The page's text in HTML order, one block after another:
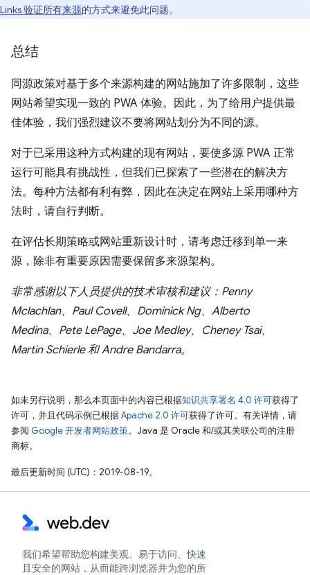
Links 验证所有来源的方式来避免此问题。
总结
同源政策对基于多个来源构建的网站施加了许多限制，这些
网站希望实现一致的 PWA 体验。因此，为了给用户提供最
佳体验，我们强烈建议不要将网站划分为不同的源。
对于已采用这种方式构建的现有网站，要使多源 PWA 正常
运行可能具有挑战性，但我们已探索了一些潜在的解决方
法。每种方法都有利有弊，因此在决定在网站上采用哪种方
法时，请自行判断。
在评估长期策略或网站重新设计时，请考虑迁移到单一来
源，除非有重要原因需要保留多来源架构。
非常感谢以下人员提供的技术审核和建议：Penny
Mclachlan、Paul Covell、Dominick Ng、Alberto
Medina、Pete LePage、Joe Medley、Cheney Tsai、
Martin Schierle 和 Andre Bandarra。
如未另行说明，那么本页面中的内容已根据知识共享署名 4.0 许可获得了
许可，并且代码示例已根据Apache 2.0 许可获得了许可。有关详情，请
参阅 Google 开发者网站政策。Java 是 Oracle 和/或其关联公司的注册
商标。
最后更新时间 (UTC)：2019-08-19。
我们希望帮助您构建美观、易于访问、快速
且安全的网站，从而能跨浏览器并为您的所